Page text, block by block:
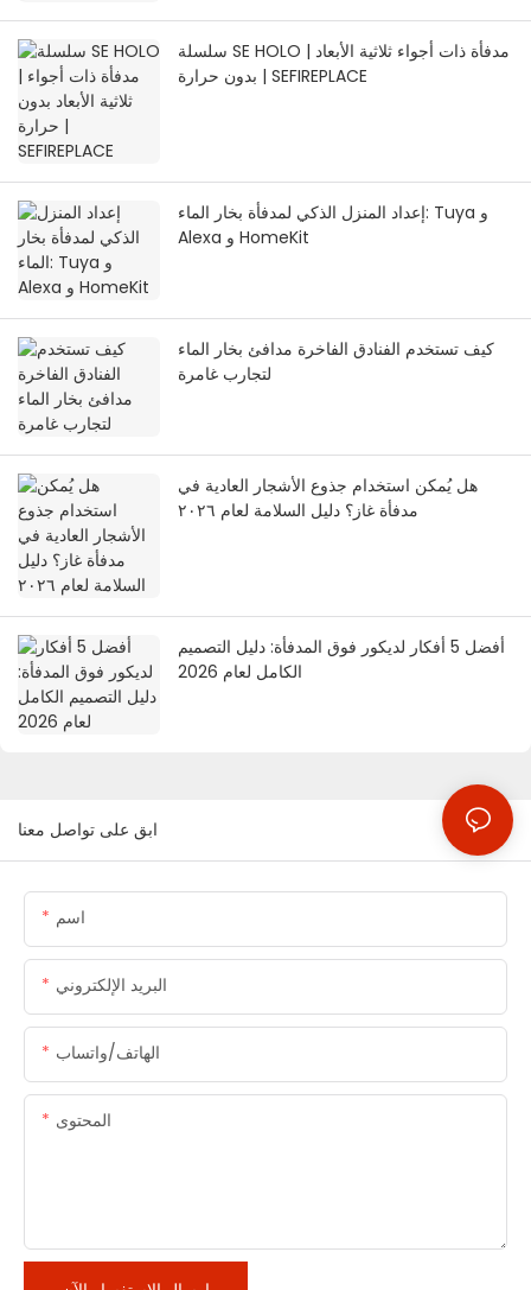
سلسلة SE HOLO | مدفأة ذات أجواء ثلاثية الأبعاد
بدون حرارة | SEFIREPLACE
إعداد المنزل الذكي لمدفأة بخار الماء: Tuya و
Alexa و HomeKit
كيف تستخدم الفنادق الفاخرة مدافئ بخار الماء
لتجارب غامرة
هل يُمكن استخدام جذوع الأشجار العادية في
مدفأة غاز؟ دليل السلامة لعام ٢٠٢٦
أفضل 5 أفكار لديكور فوق المدفأة: دليل التصميم
الكامل لعام 2026
ابق على تواصل معنا
اسم
البريد الإلكتروني
الهاتف/واتساب
المحتوى